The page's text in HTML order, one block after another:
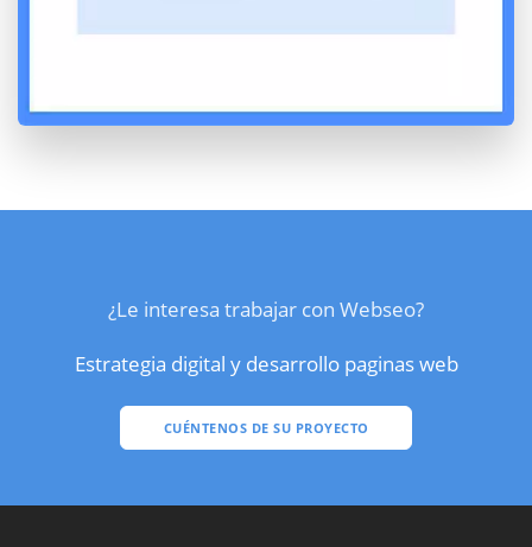
¿Le interesa trabajar con Webseo?
Estrategia digital y desarrollo paginas web
CUÉNTENOS DE SU PROYECTO